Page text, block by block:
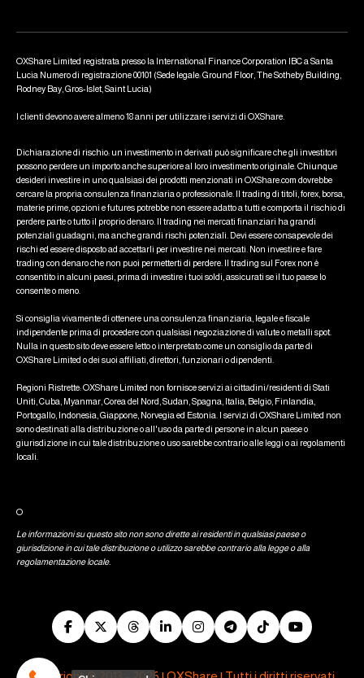
OXShare Limited registrata presso la International Finance Corporation IBC a Santa
Lucia Numero di registrazione 00101 (Sede legale: Ground Floor, The Sotheby Building,
Rodney Bay, Gros-Islet, Saint Lucia)
I clienti devono avere almeno 18 anni per utilizzare i servizi di OXShare.
Dichiarazione di rischio: un investimento in derivati può significare che gli investitori
possono perdere un importo anche superiore al loro investimento originale. Chiunque
desideri investire in uno qualsiasi dei prodotti menzionati in OXShare.com dovrebbe
cercare la propria consulenza finanziaria o professionale. Il trading di titoli, forex, borsa,
materie prime, opzioni e futures potrebbe non essere adatto a tutti e comporta il rischio di
perdere parte o tutto il proprio denaro. Il trading nei mercati finanziari ha grandi
potenziali guadagni, ma anche grandi rischi potenziali. Devi essere consapevole dei
rischi ed essere disposto ad accettarli per investire nei mercati. Non investire e fare
trading con denaro che non puoi permetterti di perdere. Il trading sul Forex non è
consentito in alcuni paesi, prima di investire i tuoi soldi, assicurati se il tuo paese lo
consente o meno.
Si consiglia vivamente di ottenere una consulenza finanziaria, legale e fiscale
indipendente prima di procedere con qualsiasi negoziazione di valute o metalli spot.
Nulla in questo sito deve essere letto o interpretato come un consiglio da parte di
OXShare Limited o dei suoi affiliati, direttori, funzionari o dipendenti.
Regioni Ristrette: OXShare Limited non fornisce servizi ai cittadini/residenti di Stati
Uniti, Cuba, Myanmar, Corea del Nord, Sudan, Spagna, Italia, Belgio, Finlandia,
Portogallo, Indonesia, Giappone, Norvegia ed Estonia. I servizi di OXShare Limited non
sono destinati alla distribuzione o all'uso da parte di persone in alcun paese o
giurisdizione in cui tale distribuzione o uso sarebbe contrario alle leggi o ai regolamenti
locali.
O
Le informazioni su questo sito non sono dirette ai residenti in qualsiasi paese o
giurisdizione in cui tale distribuzione o utilizzo sarebbe contrario alla legge o alla
regolamentazione locale.